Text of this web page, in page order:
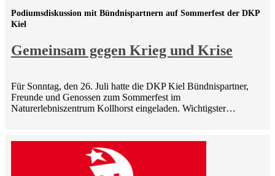
Gemeinsam gegen Krieg und Krise
Podiumsdiskussion mit Bündnispartnern auf Sommerfest der DKP
Kiel
Für Sonntag, den 26. Juli hatte die DKP Kiel Bündnispartner,
Freunde und Genossen zum Sommerfest im
Naturerlebniszentrum Kollhorst eingeladen. Wichtigster…